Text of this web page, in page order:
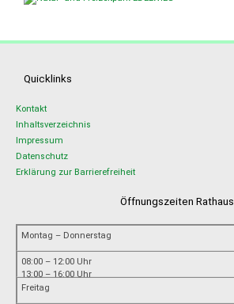
Quicklinks
Kontakt
Inhaltsverzeichnis
Impressum
Datenschutz
Erklärung zur Barrierefreiheit
Öffnungszeiten Rathaus
Montag – Donnerstag
08:00 – 12:00 Uhr
13:00 – 16:00 Uhr
Freitag